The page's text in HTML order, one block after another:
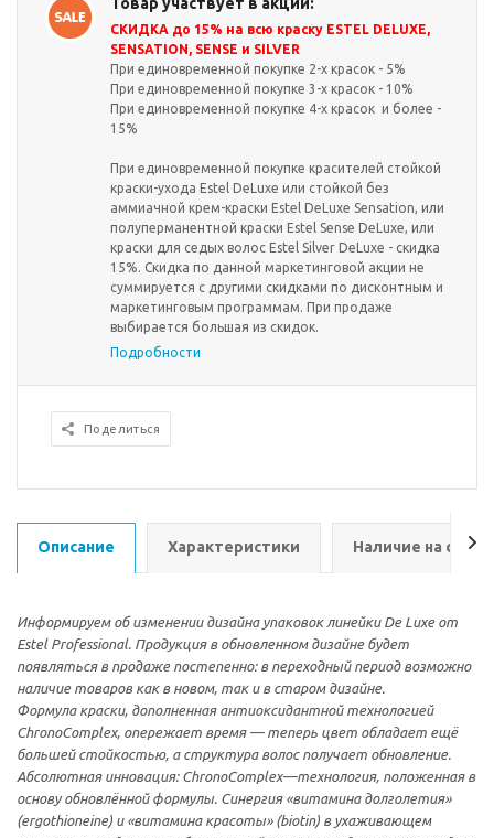
СКИДКА до 15% на всю краску ESTEL DELUXE,
SENSATION, SENSE и SILVER
При единовременной покупке 2-х красок - 5%
При единовременной покупке 3-х красок - 10%
При единовременной покупке 4-х красок и более -
15%
При единовременной покупке красителей стойкой
краски-ухода Estel DeLuxe или стойкой без
аммиачной крем-краски Estel DeLuxe Sensation, или
полуперманентной краски Estel Sense DeLuxe, или
краски для седых волос Estel Silver DeLuxe - скидка
15%. Скидка по данной маркетинговой акции не
суммируется с другими скидками по дисконтным и
маркетинговым программам. При продаже
выбирается большая из скидок.
Подробности
Поделиться
Описание Характеристики Наличие на
Информируем об изменении дизайна упаковок линейки De Luxe от
Estel Professional. Продукция в обновленном дизайне будет
появляться в продаже постепенно: в переходный период возможно
наличие товаров как в новом, так и в старом дизайне.
Формула краски, дополненная антиоксидантной технологией
ChronoComplex, опережает время — теперь цвет обладает ещё
большей стойкостью, а структура волос получает обновление.
Абсолютная инновация: ChronoComplex—технология, положенная в
основу обновлённой формулы. Синергия «витамина долголетия»
(ergothioneine) и «витамина красоты» (biotin) в ухаживающем